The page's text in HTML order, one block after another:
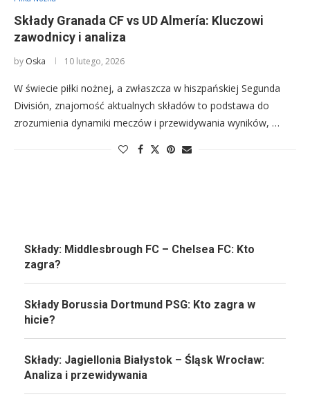
Składy Granada CF vs UD Almería: Kluczowi
zawodnicy i analiza
by Oska 10 lutego, 2026
W świecie piłki nożnej, a zwłaszcza w hiszpańskiej Segunda
División, znajomość aktualnych składów to podstawa do
zrozumienia dynamiki meczów i przewidywania wyników, …
Składy: Middlesbrough FC – Chelsea FC: Kto
zagra?
Składy Borussia Dortmund PSG: Kto zagra w
hicie?
Składy: Jagiellonia Białystok – Śląsk Wrocław:
Analiza i przewidywania